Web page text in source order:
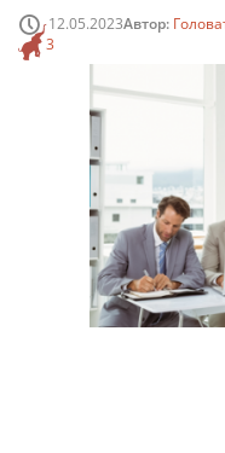
12.05.2023Автор:
3